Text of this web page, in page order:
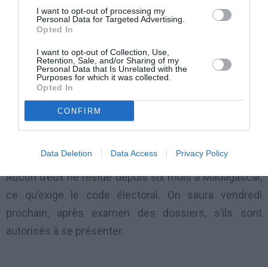
I want to opt-out of processing my
Personal Data for Targeted Advertising.
Opted In
I want to opt-out of Collection, Use,
Retention, Sale, and/or Sharing of my
Personal Data that Is Unrelated with the
Purposes for which it was collected.
Opted In
CONFIRM
Data Deletion Data Access Privacy Policy
A leurs côtés, des prétendants ont surpris : il y a un
une formation jusqu’alors inconnue.
Mais ce sont toujours les candidatures de Lalao
Ravalomanana, la femme de l’ex-chef d’Etat, et de
Didier Ratsiraka, déjà président deux fois, qui
Aucun d’eux ne réside depuis six mois à Madagascar,
ce qu’exige le code électoral. On saura vendredi
prochain, après examen des dossiers, s’ils sont
autorisés à se présenter.